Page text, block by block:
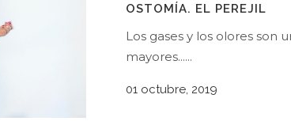
OSTOMÍA. EL PEREJIL
Los gases y los olores son
mayores......
01 octubre, 2019